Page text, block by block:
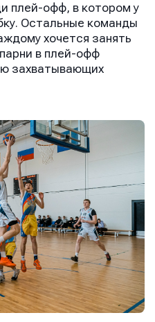
плей-офф, в котором у
Остальные команды
хочется занять
в плей-офф
захватывающих